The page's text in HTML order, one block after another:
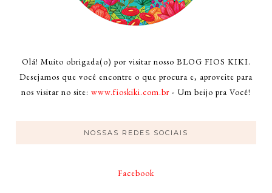
Olá! Muito obrigada(o) por visitar nosso BLOG FIOS KIKI.
Desejamos que você encontre o que procura e, aproveite para
nos visitar no site: www.fioskiki.com.br - Um beijo pra Você!
NOSSAS REDES SOCIAIS
Facebook